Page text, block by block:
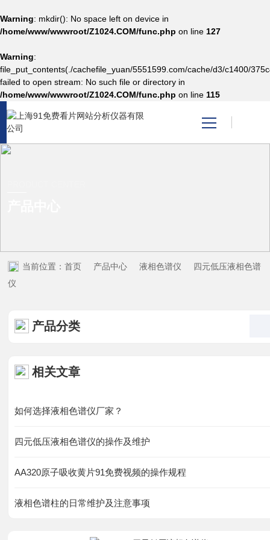
Warning: mkdir(): No space left on device in
/home/www/wwwroot/Z1024.COM/func.php on line 127
Warning:
file_put_contents(./cachefile_yuan/5551599.com/cache/d3/c1400/
failed to open stream: No such file or directory in
/home/www/wwwroot/Z1024.COM/func.php on line 115
产品中心
当前位置：首页 产品中心 液相色谱仪
四元低压液相色谱
仪
产品分类
相关文章
如何选择液相色谱仪厂家？
四元低压液相色谱仪的操作及维护
AA320原子吸收黄片91免费视频的操作规程
液相色谱柱的日常维护及注意事项